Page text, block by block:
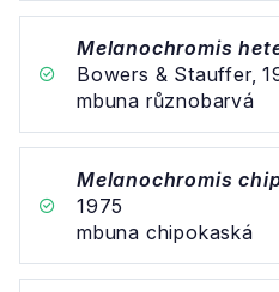
Melanochromis
Bowers & Stauffer,
mbuna různobarvá
Melanochromis
1975
mbuna chipokaská